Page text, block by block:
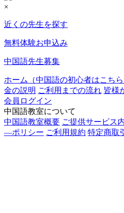
×
近くの先生を探す
無料体験お申込み
中国語先生募集
ホーム（中国語の初心者はこちら
金の説明 ご利用までの流れ 皆様
会員ログイン
中国語教室について
中国語教室概要 ご提供サービス
―ポリシー ご利用規約 特定商取